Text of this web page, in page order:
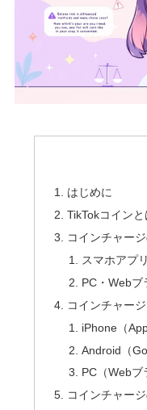
はじめに
TikTokコインと
コインチャー
スマホアプ
PC・Webブ
コインチャー
iPhone（
Android（
PC（Webブ
コインチャー